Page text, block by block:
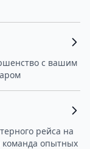
с вашим
рейса на
команда опытных